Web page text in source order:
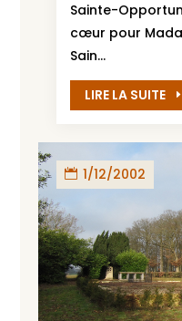
Sainte-
cœur pour
Sain...
LIRE LA SUITE
1/12/2002